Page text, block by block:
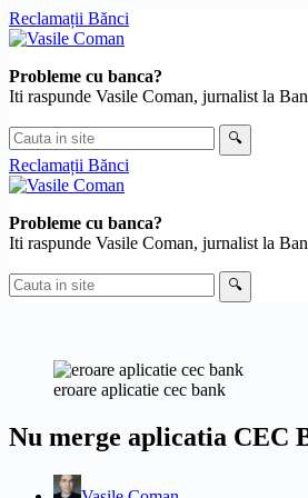
Skip
to
Reclamații Bănci
Probleme cu banca?
Iti raspunde Vasile Coman, jurnalist la
Cauta
in
site
🔍
Reclamații Bănci
Probleme cu banca?
Iti raspunde Vasile Coman, jurnalist la
Cauta
in
🔍
eroare aplicatie cec bank
Nu merge aplicatia CEC